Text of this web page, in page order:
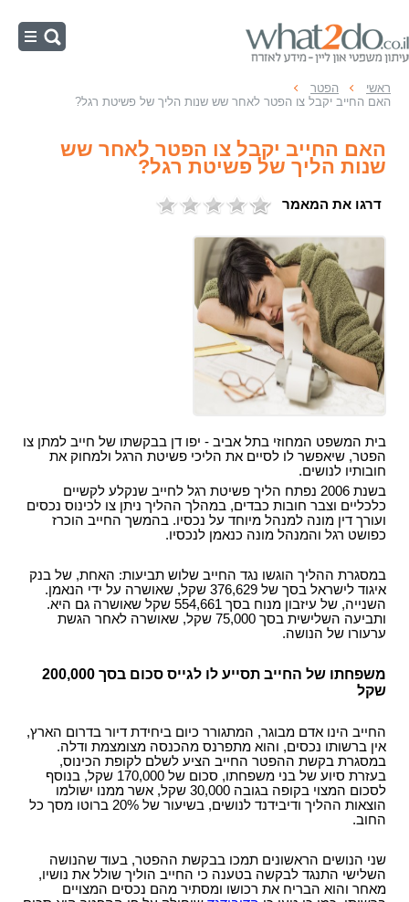
ראשי
תום לב בפשיטת רגל
הליכי פשיטת רגל
ראשי
הפטר
האם החייב יקבל צו הפטר לאחר שש שנות הליך של פשיטת רגל?
האם החייב יקבל צו הפטר לאחר שש
שנות הליך של פשיטת רגל?
דרגו את המאמר
בית המשפט המחוזי בתל אביב - יפו דן בבקשתו של חייב למתן צו
הפטר, שיאפשר לו לסיים את הליכי פשיטת הרגל ולמחוק את
חובותיו לנושים.
בשנת 2006 נפתח הליך פשיטת רגל לחייב שנקלע לקשיים
כלכליים וצבר חובות כבדים, במהלך ההליך ניתן צו לכינוס נכסים
ועורך דין מונה למנהל מיוחד על נכסיו. בהמשך החייב הוכרז
כפושט רגל והמנהל מונה כנאמן לנכסיו.
במסגרת ההליך הוגשו נגד החייב שלוש תביעות: האחת, של בנק
איגוד לישראל בסך של 376,629 שקל, שאושרה על ידי הנאמן.
השנייה, של עיזבון מנוח בסך 554,661 שקל שאושרה גם היא.
ותביעה השלישית בסך 75,000 שקל, שאושרה לאחר הגשת
ערעורו של הנושה.
משפחתו של החייב תסייע לו לגייס סכום בסך 200,000
שקל
החייב הינו אדם מבוגר, המתגורר כיום ביחידת דיור בדרום הארץ,
אין ברשותו נכסים, והוא מתפרנס מהכנסה מצומצמת ודלה.
במסגרת בקשת ההפטר החייב הציע לשלם לקופת הכינוס,
בעזרת סיוע של בני משפחתו, סכום של 170,000 שקל, בנוסף
לסכום המצוי בקופה בגובה 30,000 שקל, אשר ממנו ישולמו
הוצאות ההליך ודיבידנד לנושים, בשיעור של 20% ברוטו מסך כל
החוב.
שני הנושים הראשונים תמכו בבקשת ההפטר, בעוד שהנושה
השלישי התנגד לבקשה בטענה כי החייב הוליך שולל את נושיו,
מאחר והוא הבריח את רכושו ומסתיר מהם נכסים המצויים